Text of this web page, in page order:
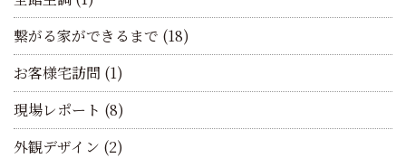
繋がる家ができるまで (18)
お客様宅訪問 (1)
現場レポート (8)
外観デザイン (2)